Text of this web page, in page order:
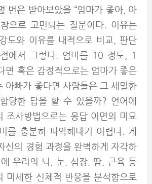
번은 받아보았을 “엄마가 좋아, 아
으로 고민되는 질문이다. 이유는
도와 이유를 내적으로 비교, 판단
에서 그렇다. 엄마를 10 정도, 1
면 혹은 감정적으로는 엄마가 좋은
아빠가 좋다면 사람들은 그 세밀한
당한 답을 할 수 있을까? 언어에
조사방법으로는 응답 이면의 미묘
를 충분히 파악해내기 어렵다. 게
신의 경험 과정을 완벽하게 자각하
우리의 뇌, 눈, 심장, 땀, 근육 등
미세한 신체적 반응을 분석함으로